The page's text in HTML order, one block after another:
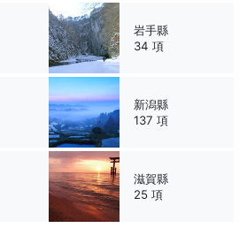
岩手縣
34 項
新潟縣
137 項
滋賀縣
25 項